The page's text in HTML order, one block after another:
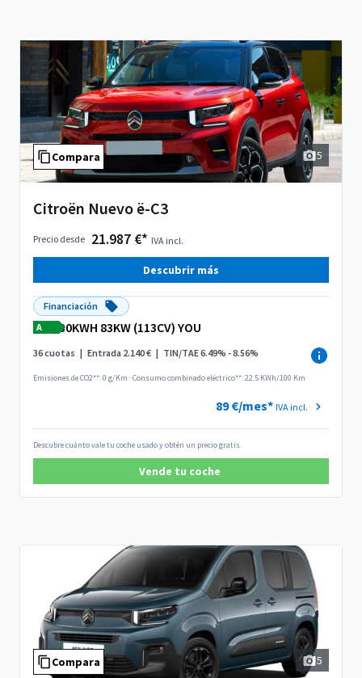
Compara 5
Citroën Nuevo ë-C3
Precio desde 21.987 €* IVA incl.
Descubrir más
Financiación
A
30KWH 83KW (113CV) YOU
36 cuotas | Entrada 2.140 € | TIN/TAE 6.49% - 8.56%
Emisiones de CO2**: 0 g/Km ·Consumo combinado eléctrico**: 22.5 KWh/100 Km
89 €/mes* IVA incl.
Descubre cuánto vale tu coche usado y obtén un precio gratis.
Vende tu coche
Compara 5